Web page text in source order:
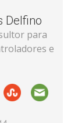
Delfino
para
e